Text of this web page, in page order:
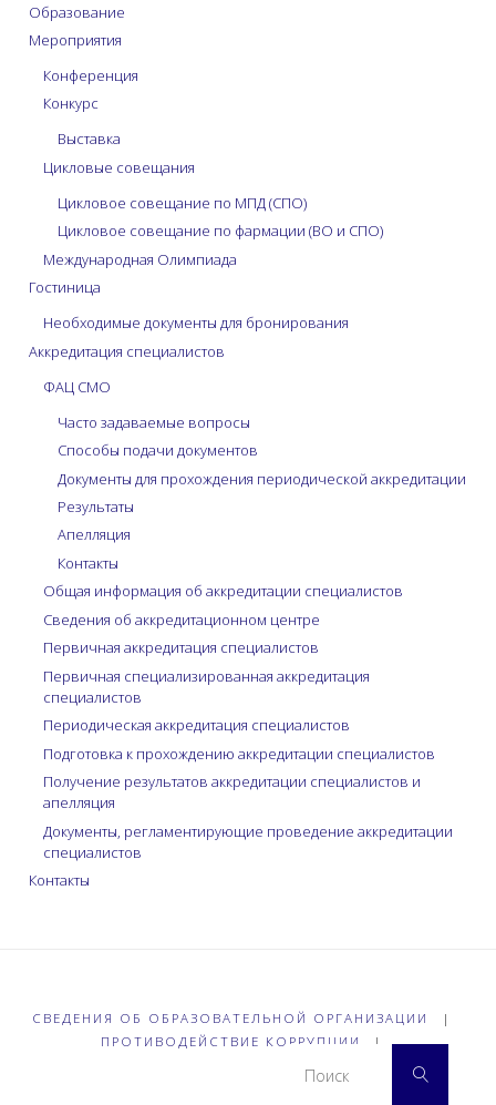
Образование
Мероприятия
Конференция
Конкурс
Выставка
Цикловые совещания
Цикловое совещание по МПД (СПО)
Цикловое совещание по фармации (ВО и СПО)
Международная Олимпиада
Гостиница
Необходимые документы для бронирования
Аккредитация специалистов
ФАЦ СМО
Часто задаваемые вопросы
Способы подачи документов
Документы для прохождения периодической аккредитации
Результаты
Апелляция
Контакты
Общая информация об аккредитации специалистов
Сведения об аккредитационном центре
Первичная аккредитация специалистов
Первичная специализированная аккредитация
специалистов
Периодическая аккредитация специалистов
Подготовка к прохождению аккредитации специалистов
Получение результатов аккредитации специалистов и
апелляция
Документы, регламентирующие проведение аккредитации
специалистов
Контакты
СВЕДЕНИЯ ОБ ОБРАЗОВАТЕЛЬНОЙ ОРГАНИЗАЦИИ
|
ПРОТИВОДЕЙСТВИЕ КОРРУПЦИИ
|
Поиск